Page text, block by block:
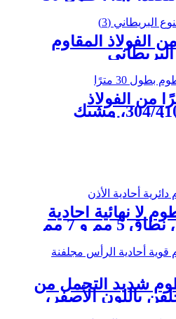
عرض 9 مم، من النوع
للتركيب الذاتي
المقاوم
30 مترًا من الفولاذ
المقاوم للصدأ 304/410، مشبك
لا نهائية أحادية
مم و 7 مم
شديد التحمل من
باللون الأصفر،
واحد وحلقتين